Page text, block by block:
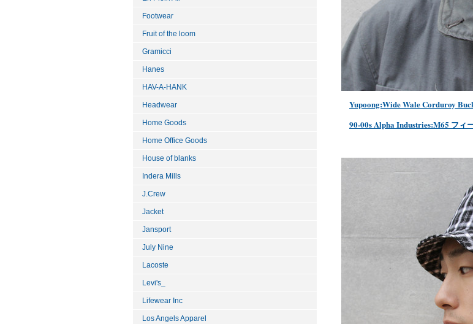
Footwear
Fruit of the loom
Gramicci
Hanes
HAV-A-HANK
Headwear
Home Goods
Home Office Goods
House of blanks
Indera Mills
J.Crew
Jacket
Jansport
July Nine
Lacoste
Levi's_
Lifewear Inc
Los Angels Apparel
Yupoong:Wide Wale Corduroy
90-00s Alpha Industries:M65 フィ